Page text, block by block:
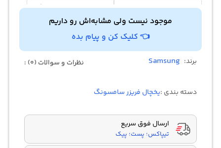
دارای صفحه نمایش
دیجیتالی از نوع led
یخ سازی به صورت خودکار
تنا با یک چرخش ساده
بهینه سازی مصرف انرژی
قابلیت زنگ هشدار به
موجود نیست ولی مشابه‌اش رو داریم
👈 کلیک کن و پیام بده
برند: Samsung نظرات و سوالات (0) :
دسته بندی :یخچال فریزر سامسونگ
ارسال فوق سریع
تیپاکس؛ پست؛ پیک